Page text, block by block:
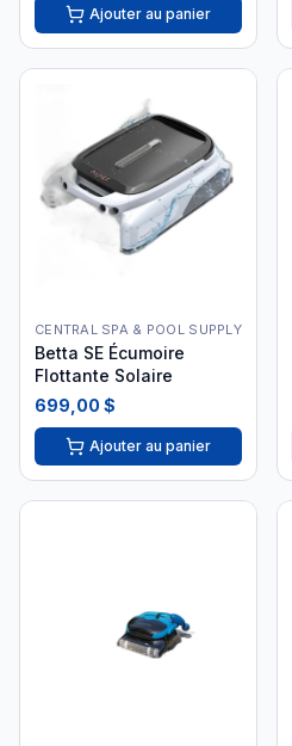
Ajouter au panier
CENTRAL SPA & POOL SUPPLY
Betta SE Écumoire
Flottante Solaire
699,00 $
Ajouter au panier